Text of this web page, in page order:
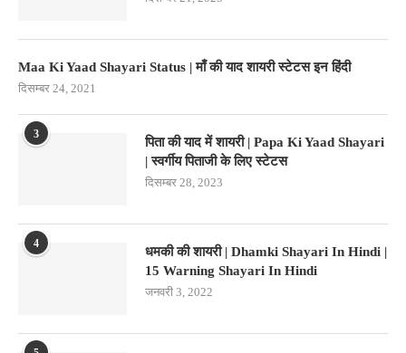
Maa Ki Yaad Shayari Status | माँ की याद शायरी स्टेटस इन हिंदी
दिसम्बर 24, 2021
3
पिता की याद में शायरी | Papa Ki Yaad Shayari
| स्वर्गीय पिताजी के लिए स्टेटस
दिसम्बर 28, 2023
4
धमकी की शायरी | Dhamki Shayari In Hindi |
15 Warning Shayari In Hindi
जनवरी 3, 2022